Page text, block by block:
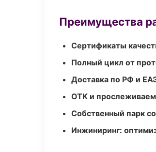
Преимущества
Сертификаты
Полный цикл от
Доставка по РФ и
ОТК и
Собственный парк
Инжиниринг: